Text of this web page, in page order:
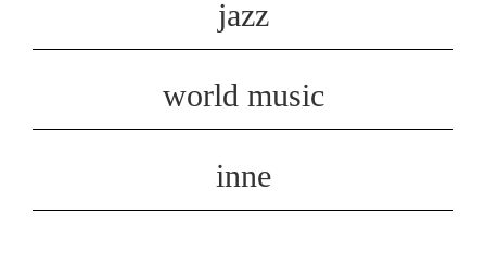
jazz
world music
inne